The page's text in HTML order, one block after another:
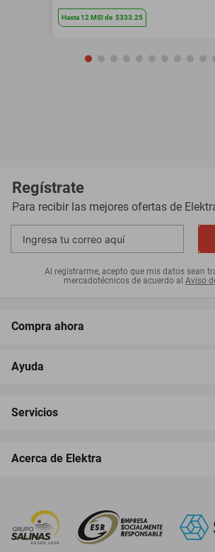
Hasta12 MSIde $333.25
Regístrate
Para recibir las mejores ofertas de
Al registrarme, acepto que mis datos sean
mercadotécnicos de acuerdo al Aviso
Compra ahora
Ayuda
Servicios
Acerca de Elektra